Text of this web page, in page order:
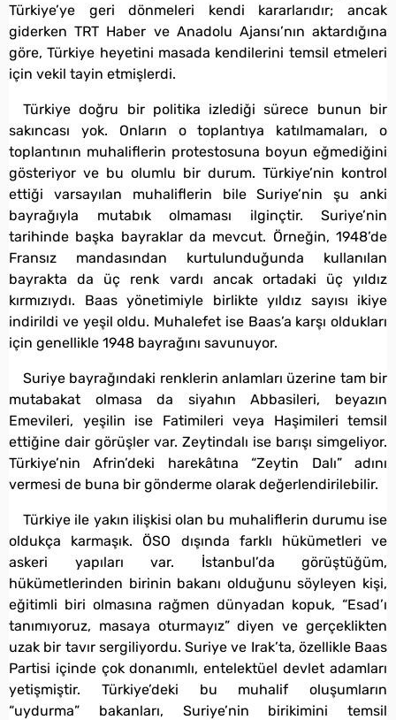
Türkiye’ye geri dönmeleri kendi kararlarıdır; ancak
giderken TRT Haber ve Anadolu Ajansı’nın aktardığına
göre, Türkiye heyetini masada kendilerini temsil etmeleri
için vekil tayin etmişlerdi.
Türkiye doğru bir politika izlediği sürece bunun bir
sakıncası yok. Onların o toplantıya katılmamaları, o
toplantının muhaliflerin protestosuna boyun eğmediğini
gösteriyor ve bu olumlu bir durum. Türkiye’nin kontrol
ettiği varsayılan muhaliflerin bile Suriye’nin şu anki
bayrağıyla mutabık olmaması ilginçtir. Suriye’nin
tarihinde başka bayraklar da mevcut. Örneğin, 1948’de
Fransız mandasından kurtulunduğunda kullanılan
bayrakta da üç renk vardı ancak ortadaki üç yıldız
kırmızıydı. Baas yönetimiyle birlikte yıldız sayısı ikiye
indirildi ve yeşil oldu. Muhalefet ise Baas’a karşı oldukları
için genellikle 1948 bayrağını savunuyor.
Suriye bayrağındaki renklerin anlamları üzerine tam bir
mutabakat olmasa da siyahın Abbasileri, beyazın
Emevileri, yeşilin ise Fatimileri veya Haşimileri temsil
ettiğine dair görüşler var. Zeytindalı ise barışı simgeliyor.
Türkiye’nin Afrin’deki harekâtına “Zeytin Dalı” adını
vermesi de buna bir gönderme olarak değerlendirilebilir.
Türkiye ile yakın ilişkisi olan bu muhaliflerin durumu ise
oldukça karmaşık. ÖSO dışında farklı hükümetleri ve
askeri yapıları var. İstanbul’da görüştüğüm,
hükümetlerinden birinin bakanı olduğunu söyleyen kişi,
eğitimli biri olmasına rağmen dünyadan kopuk, “Esad’ı
tanımıyoruz, masaya oturmayız” diyen ve gerçeklikten
uzak bir tavır sergiliyordu. Suriye ve Irak’ta, özellikle Baas
Partisi içinde çok donanımlı, entelektüel devlet adamları
yetişmiştir. Türkiye’deki bu muhalif oluşumların
“uydurma” bakanları, Suriye’nin birikimini temsil